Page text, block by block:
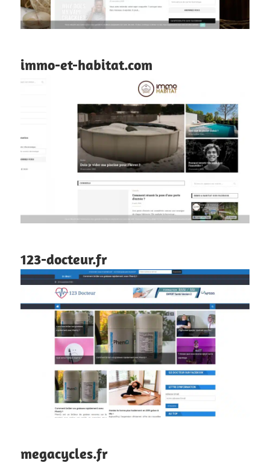
immo-et-habitat.com
123-docteur.fr
megacycles.fr